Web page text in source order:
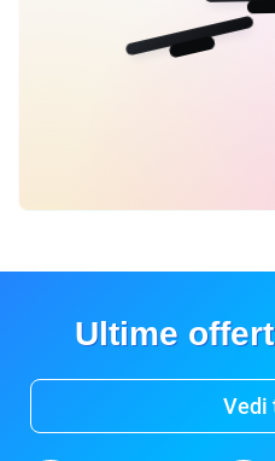
Ultime
Vedi